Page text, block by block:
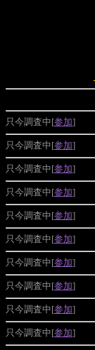
只今調査中[参加]
只今調査中[参加]
只今調査中[参加]
只今調査中[参加]
只今調査中[参加]
只今調査中[参加]
只今調査中[参加]
只今調査中[参加]
只今調査中[参加]
只今調査中[参加]